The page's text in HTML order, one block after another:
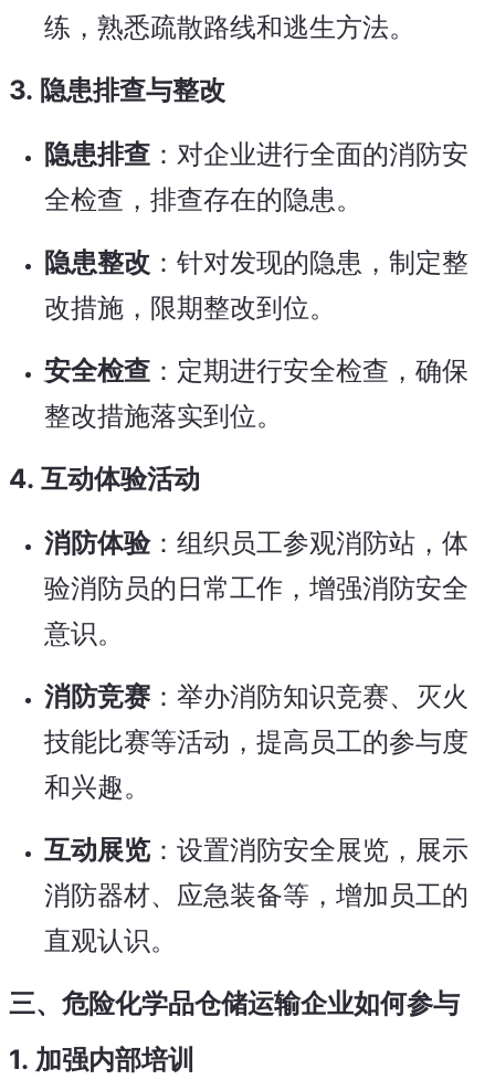
练，熟悉疏散路线和逃生方法。
3. 隐患排查与整改
隐患排查 ：对企业进行全面的消防安
全检查，排查存在的隐患。
隐患整改 ：针对发现的隐患，制定整
改措施，限期整改到位。
安全检查 ：定期进行安全检查，确保
整改措施落实到位。
4. 互动体验活动
消防体验：组织员工参观消防站，体
验消防员的日常工作，增强消防安全
意识。
消防竞赛：举办消防知识竞赛、灭火
技能比赛等活动，提高员工的参与度
和兴趣。
互动展览 ：设置消防安全展览，展示
消防器材、应急装备等，增加员工的
直观认识。
三、危险化学品仓储运输企业如何参与
1. 加强内部培训